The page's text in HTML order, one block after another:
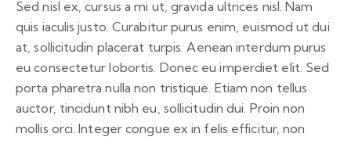
Sed nisl ex, cursus a mi ut, gravida ultrices nisl. Nam
quis iaculis justo. Curabitur purus enim, euismod ut dui
at, sollicitudin placerat turpis. Aenean interdum purus
eu consectetur lobortis. Donec eu imperdiet elit. Sed
porta pharetra nulla non tristique. Etiam non tellus
auctor, tincidunt nibh eu, sollicitudin dui. Proin non
mollis orci. Integer congue ex in felis efficitur, non